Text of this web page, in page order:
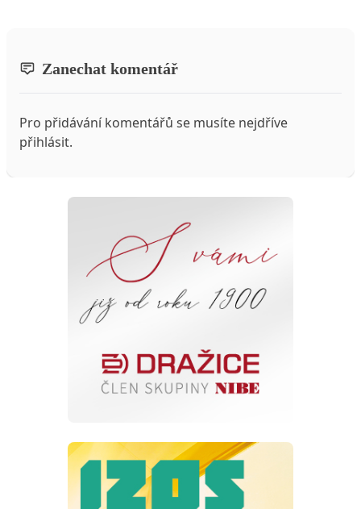
Zanechat komentář
Pro přidávání komentářů se musíte nejdříve
přihlásit.